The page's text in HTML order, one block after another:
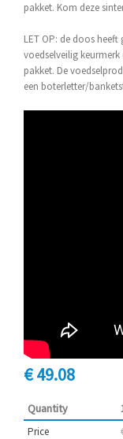
pakket. Kom deze
LET OP: de doos
voedselveilig
pakket. De
een boterletter/
€ 49.08
Quantity
Price